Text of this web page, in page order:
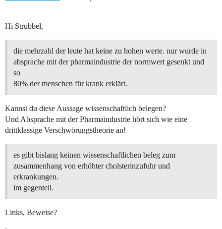
Hi Strubbel,
die mehrzahl der leute hat keine zu hohen werte. nur wurde in
absprache mit der pharmaindustrie der normwert gesenkt und
so
80% der menschen für krank erklärt.
Kannst du diese Aussage wissenschaftlich belegen?
Und Absprache mit der Pharmaindustrie hört sich wie eine
drittklassige Verschwörungstheorie an!
es gibt bislang keinen wissenschaftlichen beleg zum
zusammenhang von erhöhter cholsterinzufuhr und
erkrankungen.
im gegenteil.
Links, Beweise?